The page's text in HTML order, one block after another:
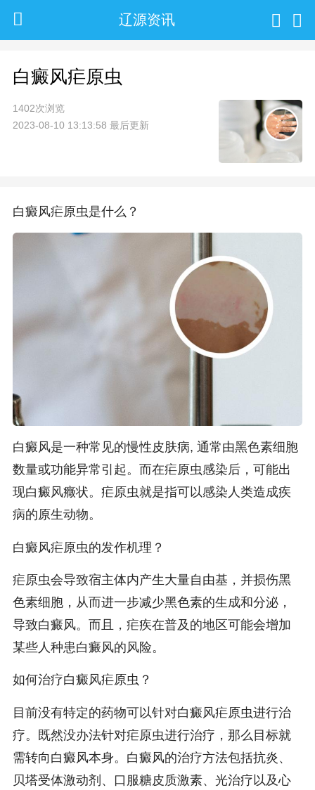
辽源资讯
白癜风疟原虫
1402次浏览
2023-08-10 13:13:58 最后更新
白癜风疟原虫是什么？
白癜风是一种常见的慢性皮肤病, 通常由黑色素细胞
数量或功能异常引起。而在疟原虫感染后，可能出
现白癜风癥状。疟原虫就是指可以感染人类造成疾
病的原生动物。
白癜风疟原虫的发作机理？
疟原虫会导致宿主体内产生大量自由基，并损伤黑
色素细胞，从而进一步减少黑色素的生成和分泌，
导致白癜风。而且，疟疾在普及的地区可能会增加
某些人种患白癜风的风险。
如何治疗白癜风疟原虫？
目前没有特定的药物可以针对白癜风疟原虫进行治
疗。既然没办法针对疟原虫进行治疗，那么目标就
需转向白癜风本身。白癜风的治疗方法包括抗炎、
贝塔受体激动剂、口服糖皮质激素、光治疗以及心